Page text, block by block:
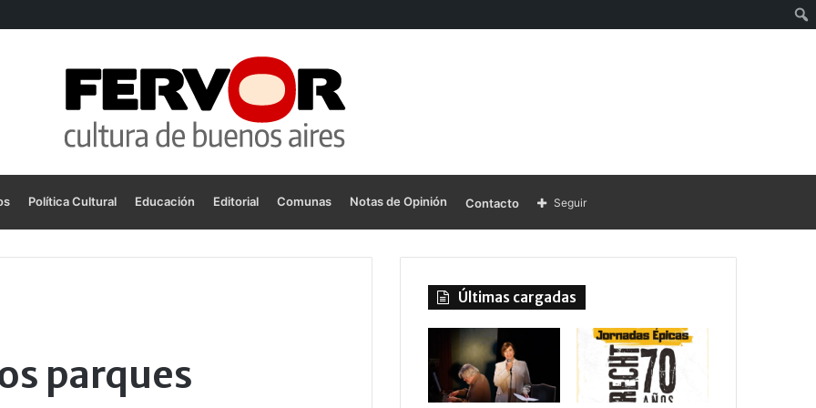
Política Cultural Educación Editorial Comunas Notas de Opinión Contacto Seguir
parques
Últimas cargadas